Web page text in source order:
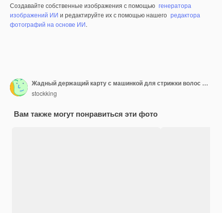
Создавайте собственные изображения с помощью генератора
изображений ИИ и редактируйте их с помощью нашего редактора
фотографий на основе ИИ.
Жадный держащий карту с машинкой для стрижки волос молодой африканский парикмахер в униформе, изолированный на синем фоне
stockking
Вам также могут понравиться эти фото